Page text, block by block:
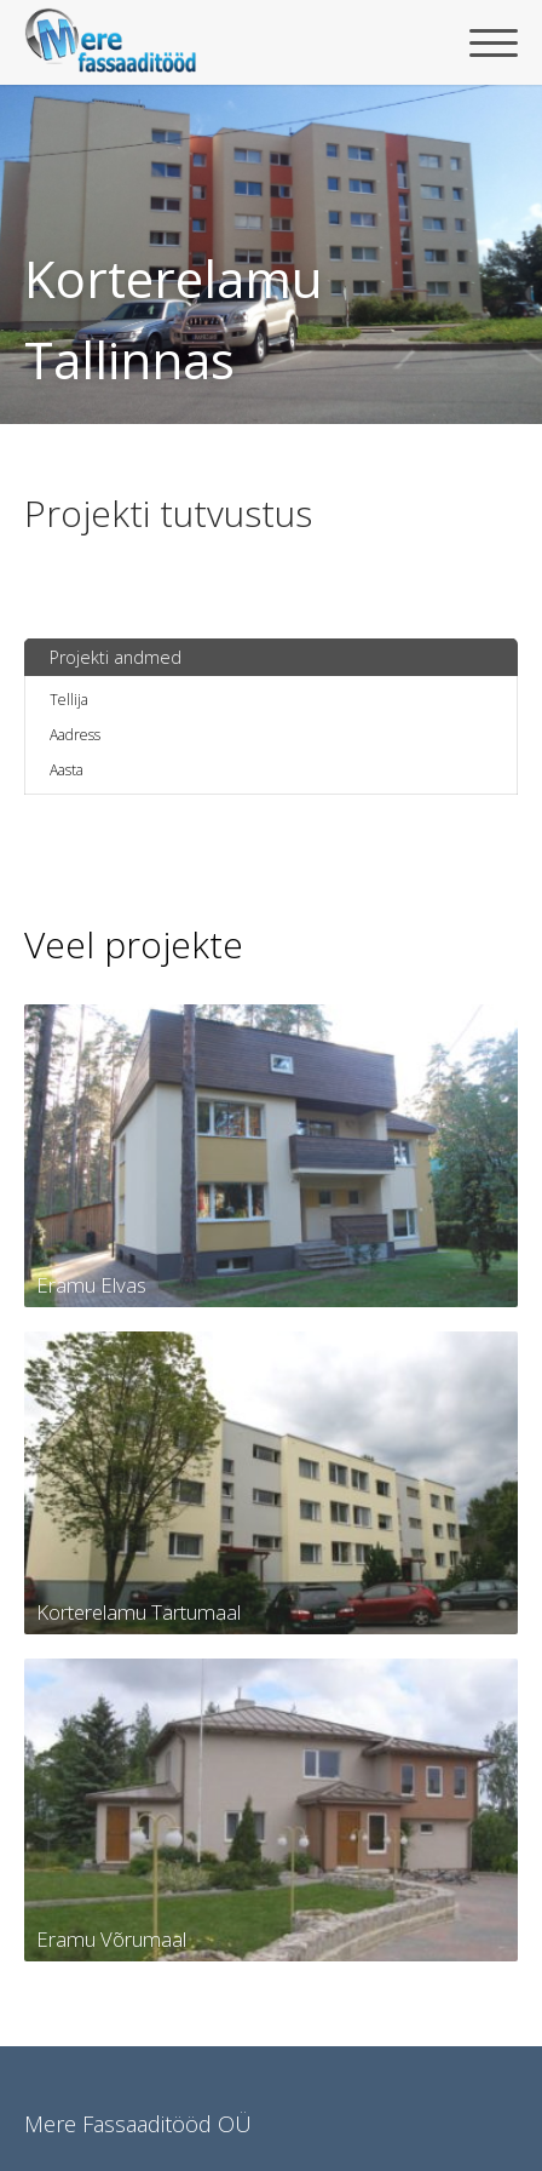
Korterelamu
Tallinnas
Projekti tutvustus
Projekti andmed
Tellija
Aadress
Aasta
Veel projekte
Eramu Elvas
Eramu Elvas
Korterelamu Tartumaal
Korterelamu Tartumaal
Eramu Võrumaal
Eramu Võrumaal
Mere Fassaaditööd OÜ